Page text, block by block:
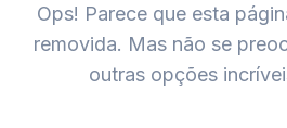
Ops! Parece que esta
removida. Mas não se
outras opções